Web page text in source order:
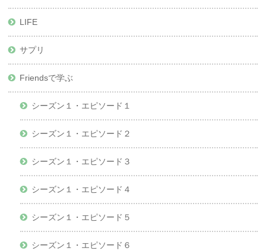
LIFE
サプリ
Friendsで学ぶ
シーズン１・エピソード１
シーズン１・エピソード２
シーズン１・エピソード３
シーズン１・エピソード４
シーズン１・エピソード５
シーズン１・エピソード６